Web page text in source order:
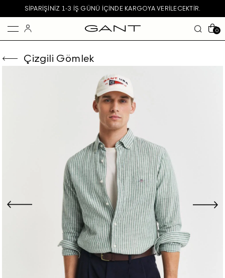
SIPARIŞINIZ 1-3 IŞ GÜNÜ IÇINDE KARGOYA VERILECEKTIR.
0
Çizgili Gömlek